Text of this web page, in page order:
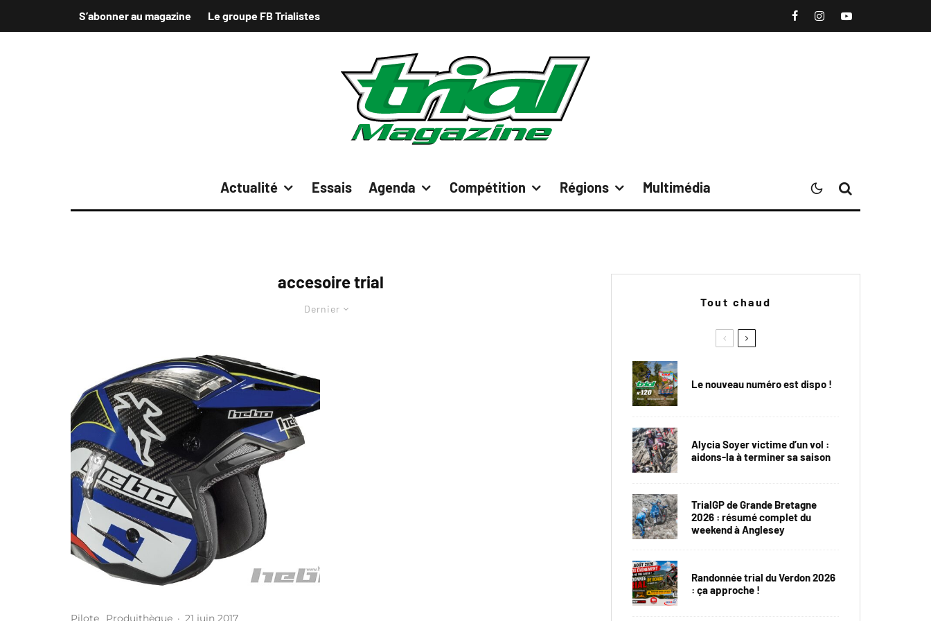
S’abonner au magazine Le groupe FB Trialistes
Actualité Essais Agenda Compétition Régions Multimédia
accesoire trial
Dernier
Pilote Produithèque · 21 juin 2017
Tout chaud
Le nouveau numéro est dispo !
Alycia Soyer victime d’un vol :
aidons-la à terminer sa saison
TrialGP de Grande Bretagne
2026 : résumé complet du
weekend à Anglesey
Randonnée trial du Verdon 2026
: ça approche !